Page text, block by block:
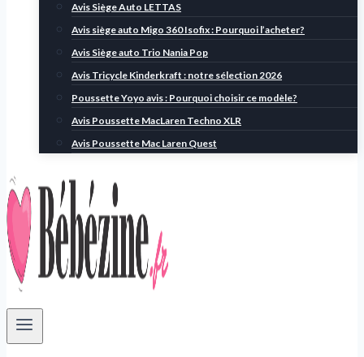
Avis Siège Auto LETTAS
Avis siège auto Migo 360 Isofix : Pourquoi l’acheter?
Avis Siège auto Trio Nania Pop
Avis Tricycle Kinderkraft : notre sélection 2026
Poussette Yoyo avis : Pourquoi choisir ce modèle?
Avis Poussette MacLaren Techno XLR
Avis Poussette Mac Laren Quest